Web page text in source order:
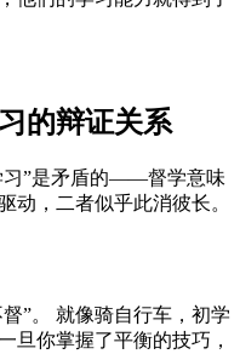
的辩证关系
习”是矛盾的——督学意味
动，二者似乎此消彼长。
”。 就像骑自行车，初学
旦你掌握了平衡的技巧，